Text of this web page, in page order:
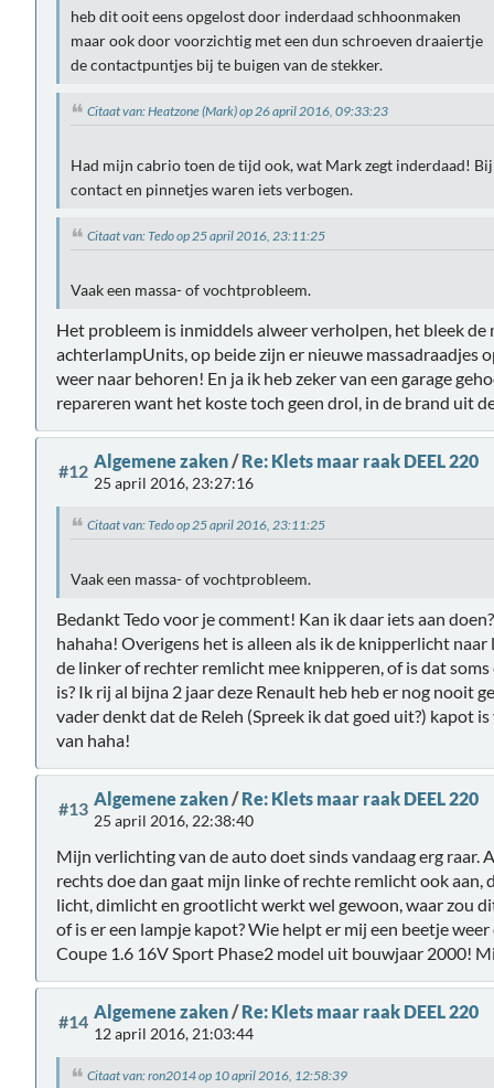
heb dit ooit eens opgelost door inderdaad schhoonmaken
maar ook door voorzichtig met een dun schroeven draaiertje
de contactpuntjes bij te buigen van de stekker.
Citaat van: Heatzone (Mark) op 26 april 2016, 09:33:23
Had mijn cabrio toen de tijd ook, wat Mark zegt inderdaad!
contact en pinnetjes waren iets verbogen.
Citaat van: Tedo op 25 april 2016, 23:11:25
Vaak een massa- of vochtprobleem.
Het probleem is inmiddels alweer verholpen, het bleek de
achterlampUnits, op beide zijn er nieuwe massadraadjes
weer naar behoren! En ja ik heb zeker van een garage
repareren want het koste toch geen drol, in de brand uit
#12 Algemene zaken /Re: Klets maar raak DEEL 220
25 april 2016, 23:27:16
Citaat van: Tedo op 25 april 2016, 23:11:25
Vaak een massa- of vochtprobleem.
Bedankt Tedo voor je comment! Kan ik daar iets aan
hahaha! Overigens het is alleen als ik de knipperlicht
de linker of rechter remlicht mee knipperen, of is dat
is? Ik rij al bijna 2 jaar deze Renault heb heb er nog nooit
vader denkt dat de Releh (Spreek ik dat goed uit?) kapot
van haha!
#13 Algemene zaken /Re: Klets maar raak DEEL 220
25 april 2016, 22:38:40
Mijn verlichting van de auto doet sinds vandaag erg raar.
rechts doe dan gaat mijn linke of rechte remlicht ook
licht, dimlicht en grootlicht werkt wel gewoon, waar zou
of is er een lampje kapot? Wie helpt er mij een beetje
Coupe 1.6 16V Sport Phase2 model uit bouwjaar 2000!
#14 Algemene zaken /Re: Klets maar raak DEEL 220
12 april 2016, 21:03:44
Citaat van: ron2014 op 10 april 2016, 12:58:39